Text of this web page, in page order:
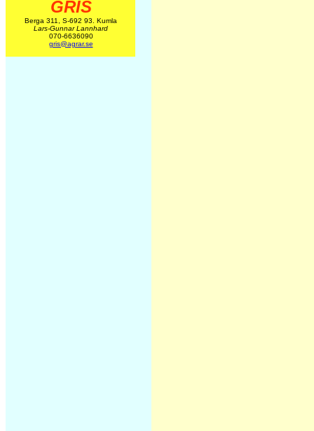
GRIS
Berga 311, S-692 93. Kumla
Lars-Gunnar Lannhard
070-6636090
gris@agrar.se